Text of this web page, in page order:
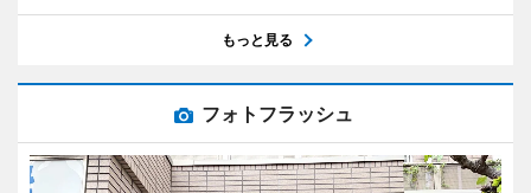
もっと見る
フォトフラッシュ